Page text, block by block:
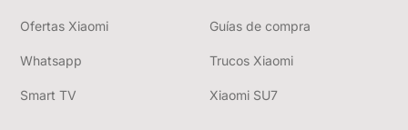
Ofertas Xiaomi Guías de compra
Whatsapp Trucos Xiaomi
Smart TV Xiaomi SU7